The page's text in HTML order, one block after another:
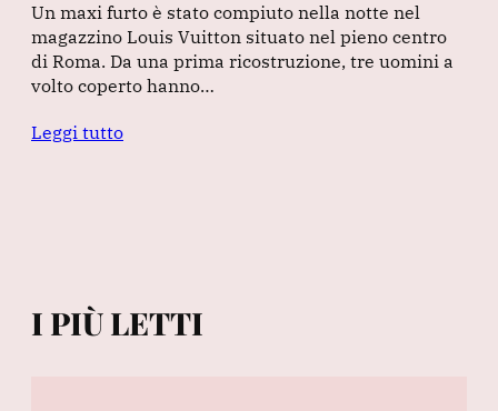
Un maxi furto è stato compiuto nella notte nel
magazzino Louis Vuitton situato nel pieno centro
di Roma. Da una prima ricostruzione, tre uomini a
volto coperto hanno…
Leggi tutto
I PIÙ LETTI